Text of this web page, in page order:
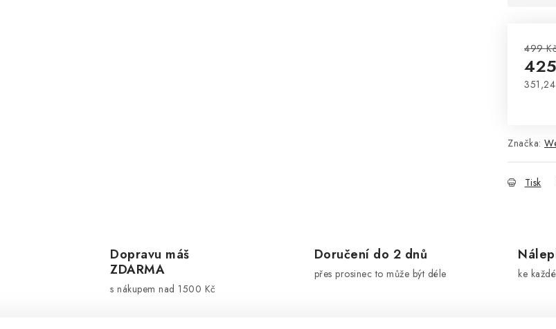
499
Značka:
Tisk
Dopravu máš
ZDARMA
s nákupem nad 1500 Kč
Doručení do 2 dnů
přes prosinec to může být déle ke